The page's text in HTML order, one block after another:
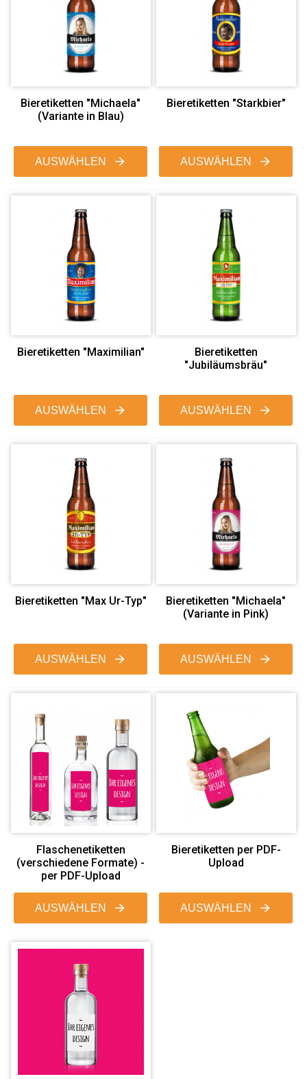
Bieretiketten "Michaela"
(Variante in Blau)
AUSWÄHLEN
Bieretiketten "Starkbier"
AUSWÄHLEN
Bieretiketten "Maximilian"
AUSWÄHLEN
Bieretiketten
"Jubiläumsbräu"
AUSWÄHLEN
Bieretiketten "Max Ur-Typ"
AUSWÄHLEN
Bieretiketten "Michaela"
(Variante in Pink)
AUSWÄHLEN
Flaschenetiketten
(verschiedene Formate) -
per PDF-Upload
AUSWÄHLEN
Bieretiketten per PDF-
Upload
AUSWÄHLEN